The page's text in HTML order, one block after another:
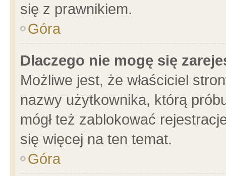
się z prawnikiem.
Góra
Dlaczego nie mogę się
Możliwe jest, że właściciel
nazwy użytkownika, którą
mógł też zablokować
się więcej na ten temat.
Góra